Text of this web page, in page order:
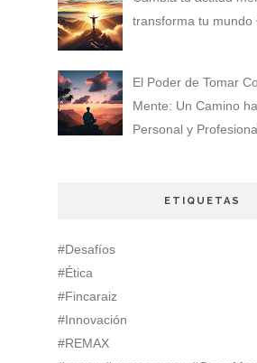
transforma tu mundo
El Poder de Tomar
Mente: Un Camino
Personal y
ETIQUETAS
#Desafíos
#Ética
#Fincaraiz
#Innovación
#REMAX